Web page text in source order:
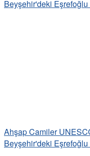
Ahşap Camiler
Beyşehir'deki